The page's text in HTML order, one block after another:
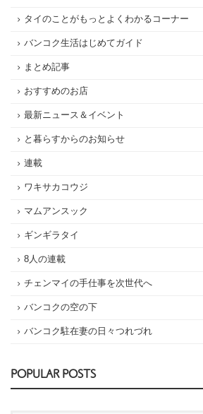
タイのことがもっとよくわかるコーナー
バンコク生活はじめてガイド
まとめ記事
おすすめのお店
最新ニュース＆イベント
と暮らすからのお知らせ
連載
ワキサカコウジ
マムアンスック
ギンギラタイ
8人の連載
チェンマイの手仕事を次世代へ
バンコクの空の下
バンコク駐在妻の日々つれづれ
POPULAR POSTS